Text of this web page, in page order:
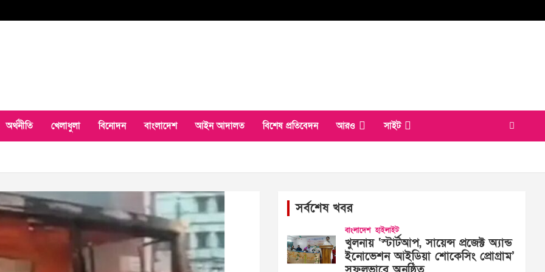
অর্থনীতি খেলাধুলা বিনোদন বাংলাদেশ আইন আদালত বিশেষ প্রতিবেদন আরও সাইট
সর্বশেষ খবর
বাংলাদেশ হাইলাইট
খুলনায় ‘স্টার্টআপ, সায়েন্স প্রজেক্ট অ্যান্ড
ইনোভেশন আইডিয়া শোকেসিং প্রোগ্রাম’